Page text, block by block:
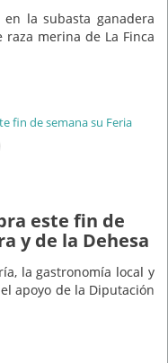
la subasta ganadera
merina de La Finca
este fin de
y de la Dehesa
la gastronomía local y
apoyo de la Diputación